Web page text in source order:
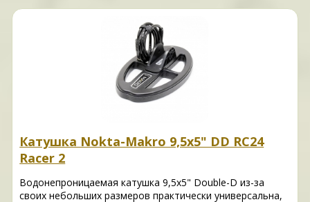
Катушка Nokta-Makro 9,5x5" DD RC24
Racer 2
Водонепроницаемая катушка 9,5x5" Double-D из-за
своих небольших размеров практически универсальна,